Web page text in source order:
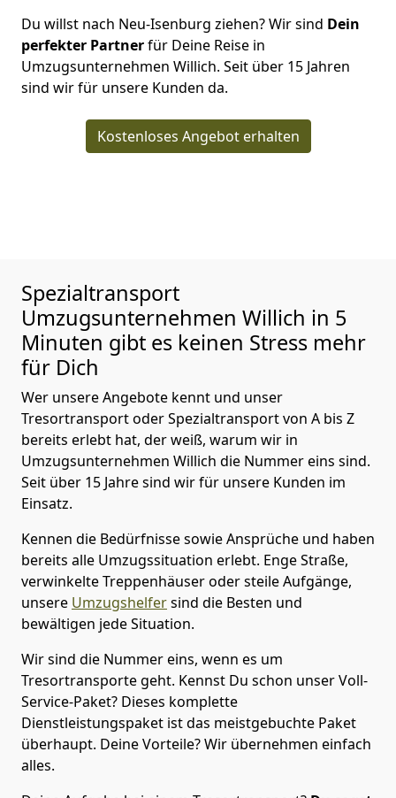
Du willst nach Neu-Isenburg ziehen? Wir sind Dein
perfekter Partnerfür Deine Reise in
Umzugsunternehmen Willich. Seit über 15 Jahren
sind wir für unsere Kunden da.
Kostenloses Angebot erhalten
Spezialtransport
Umzugsunternehmen Willich in 5
Minuten gibt es keinen Stress mehr
für Dich
Wer unsere Angebote kennt und unser
Tresortransport oder Spezialtransport von A bis Z
bereits erlebt hat, der weiß, warum wir in
Umzugsunternehmen Willich die Nummer eins sind.
Seit über 15 Jahre sind wir für unsere Kunden im
Einsatz.
Kennen die Bedürfnisse sowie Ansprüche und haben
bereits alle Umzugssituation erlebt. Enge Straße,
verwinkelte Treppenhäuser oder steile Aufgänge,
unsere Umzugshelfersind die Besten und
bewältigen jede Situation.
Wir sind die Nummer eins, wenn es um
Tresortransporte geht. Kennst Du schon unser Voll-
Service-Paket? Dieses komplette
Dienstleistungspaket ist das meistgebuchte Paket
überhaupt. Deine Vorteile? Wir übernehmen einfach
alles.